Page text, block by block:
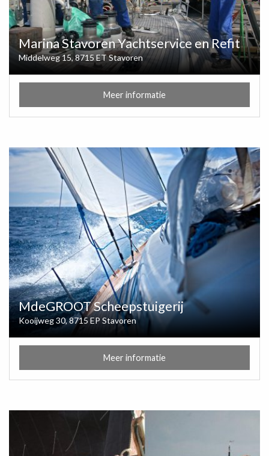
Marina Stavoren Yachtservice en Refit
Middelweg 15, 8715 ET Stavoren
Meer informatie
MdeGROOT Scheepstuigerij
Kooijweg 30, 8715 EP Stavoren
Meer informatie